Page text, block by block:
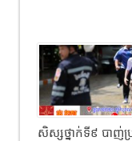
សិស្សថ្នាក់ទី៩ បាញ់ប្